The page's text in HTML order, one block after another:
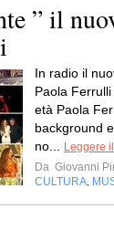
” il
In radio il
Paola
età Paola
background
no...
Leggere
Da Giovanni
CULTURA